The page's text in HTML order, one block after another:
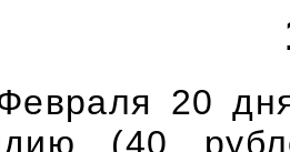
20 дня
(40